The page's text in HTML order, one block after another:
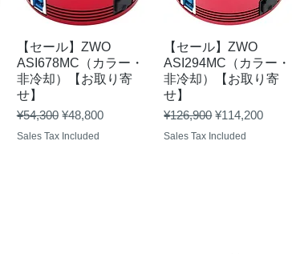
Quick View
【セール】ZWO
ASI678MC（カラー・
非冷却）【お取り寄
せ】
Regular Price
¥54,300 Sale Price
¥48,800
Sales Tax Included
Quick View
【セール】ZWO
ASI294MC（カラー・
非冷却）【お取り寄
せ】
Regular Price
¥126,900 Sale Price
¥114,200
Sales Tax Included